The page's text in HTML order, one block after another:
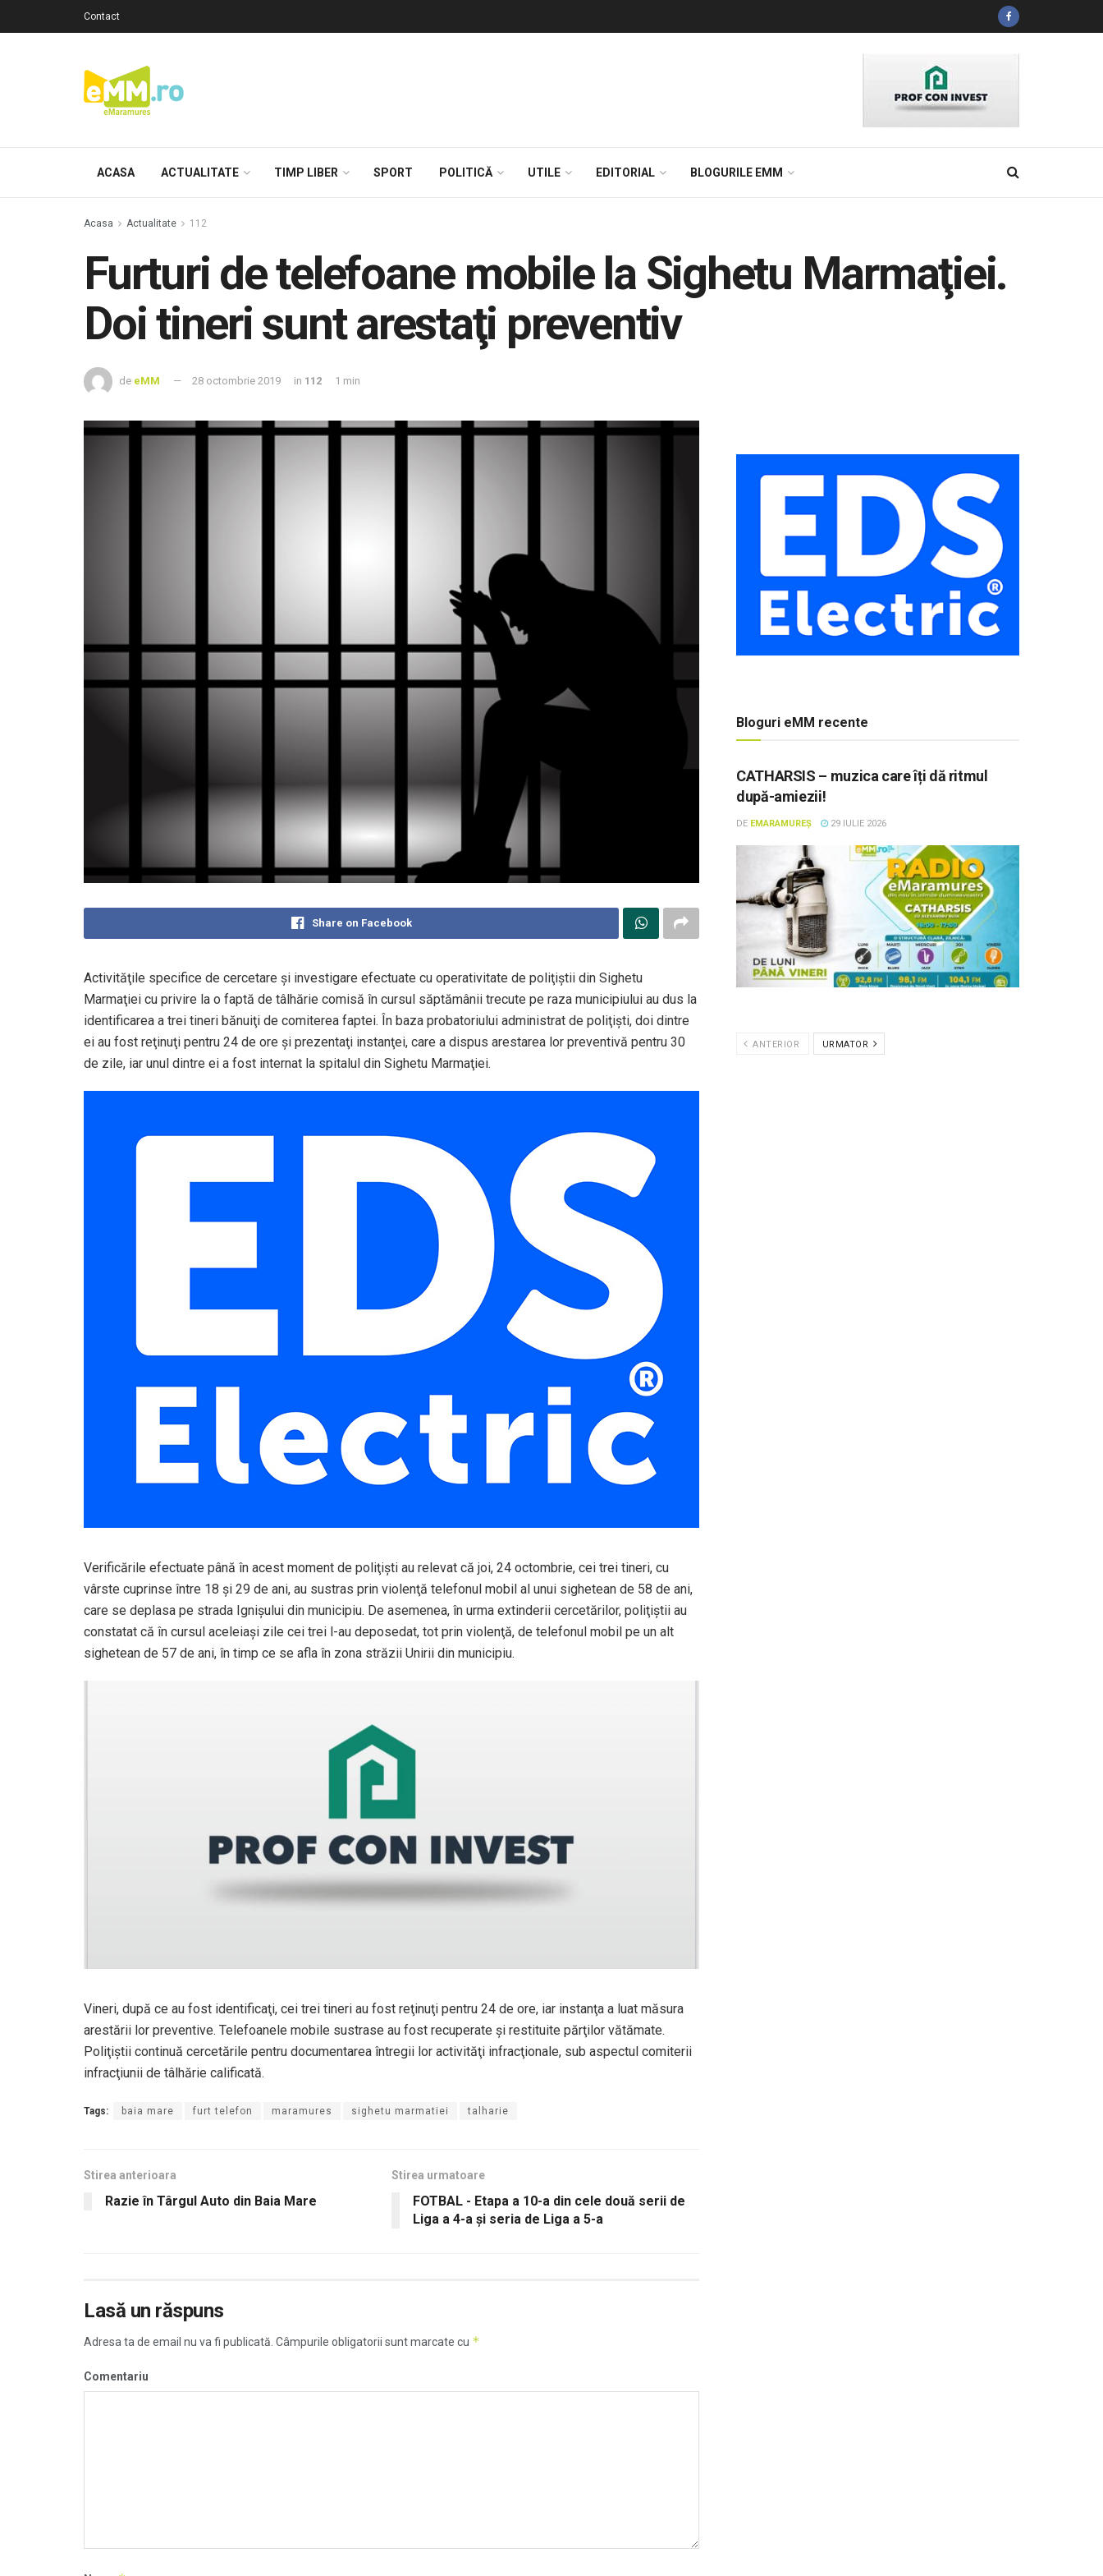
Contact
ACASA ACTUALITATE TIMP LIBER SPORT POLITICĂ UTILE EDITORIAL BLOGURILE EMM
Acasa Actualitate 112
Furturi de telefoane mobile la Sighetu Marmaţiei.
Doi tineri sunt arestaţi preventiv
de eMM 28 octombrie 2019 in 112 1 min
Share on Facebook
Activităţile specifice de cercetare şi investigare efectuate cu operativitate de poliţiştii din Sighetu
Marmaţiei cu privire la o faptă de tâlhărie comisă în cursul săptămânii trecute pe raza municipiului au dus la
identificarea a trei tineri bănuiţi de comiterea faptei. În baza probatoriului administrat de poliţişti, doi dintre
ei au fost reţinuţi pentru 24 de ore şi prezentaţi instanţei, care a dispus arestarea lor preventivă pentru 30
de zile, iar unul dintre ei a fost internat la spitalul din Sighetu Marmaţiei.
Verificările efectuate până în acest moment de poliţişti au relevat că joi, 24 octombrie, cei trei tineri, cu
vârste cuprinse între 18 şi 29 de ani, au sustras prin violenţă telefonul mobil al unui sighetean de 58 de ani,
care se deplasa pe strada Ignişului din municipiu. De asemenea, în urma extinderii cercetărilor, poliţiştii au
constatat că în cursul aceleiaşi zile cei trei l-au deposedat, tot prin violenţă, de telefonul mobil pe un alt
sighetean de 57 de ani, în timp ce se afla în zona străzii Unirii din municipiu.
Vineri, după ce au fost identificaţi, cei trei tineri au fost reţinuţi pentru 24 de ore, iar instanţa a luat măsura
arestării lor preventive. Telefoanele mobile sustrase au fost recuperate şi restituite părţilor vătămate.
Poliţiştii continuă cercetările pentru documentarea întregii lor activităţi infracţionale, sub aspectul comiterii
infracţiunii de tâlhărie calificată.
Tags: baia mare furt telefon maramures sighetu marmatiei talharie
Stirea anterioara
Razie în Târgul Auto din Baia Mare
Stirea urmatoare
FOTBAL - Etapa a 10-a din cele două serii de
Liga a 4-a și seria de Liga a 5-a
Lasă un răspuns
Adresa ta de email nu va fi publicată. Câmpurile obligatorii sunt marcate cu *
Comentariu
Bloguri eMM recente
CATHARSIS – muzica care îți dă ritmul
după-amiezii!
DE EMARAMUREȘ 29 IULIE 2026
ANTERIOR URMATOR